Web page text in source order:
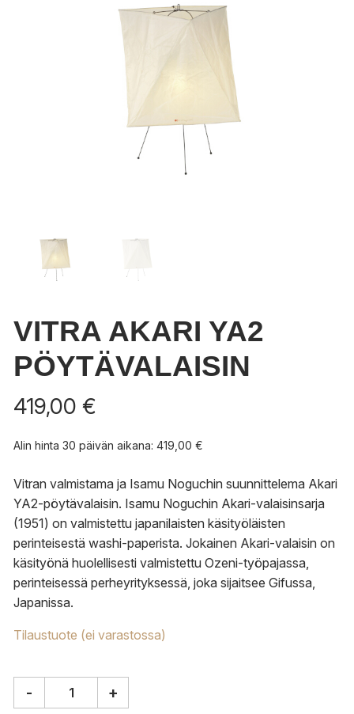
VITRA AKARI YA2
PÖYTÄVALAISIN
419,00 €
Alin hinta 30 päivän aikana: 419,00 €
Vitran valmistama ja Isamu Noguchin suunnittelema Akari
YA2-pöytävalaisin. Isamu Noguchin Akari-valaisinsarja
(1951) on valmistettu japanilaisten käsityöläisten
perinteisestä washi-paperista. Jokainen Akari-valaisin on
käsityönä huolellisesti valmistettu Ozeni-työpajassa,
perinteisessä perheyrityksessä, joka sijaitsee Gifussa,
Japanissa.
Tilaustuote (ei varastossa)
- +